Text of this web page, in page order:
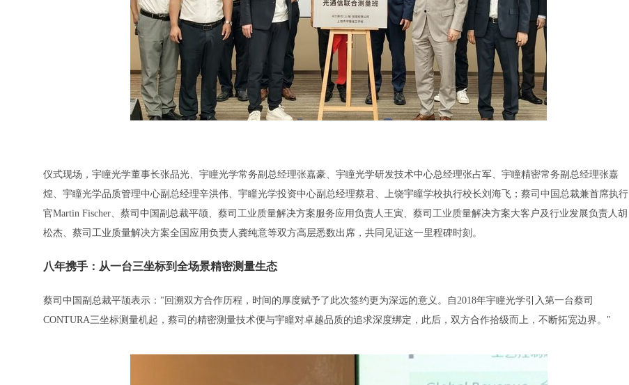
仪式现场，宇瞳光学董事长张品光、宇瞳光学常务副总经理张嘉豪、宇瞳光学研发技术中心总经理张占军、宇瞳精密常务副总经理张嘉
煌、宇瞳光学品质管理中心副总经理辛洪伟、宇瞳光学投资中心副总经理蔡君、上饶宇瞳学校执行校长刘海飞；蔡司中国总裁兼首席执行
官Martin Fischer、蔡司中国副总裁平颉、蔡司工业质量解决方案服务应用负责人王寅、蔡司工业质量解决方案大客户及行业发展负责人胡
松杰、蔡司工业质量解决方案全国应用负责人龚纯意等双方高层悉数出席，共同见证这一里程碑时刻。
八年携手：从一台三坐标到全场景精密测量生态
蔡司中国副总裁平颉表示："回溯双方合作历程，时间的厚度赋予了此次签约更为深远的意义。自2018年宇瞳光学引入第一台蔡司
CONTURA三坐标测量机起，蔡司的精密测量技术便与宇瞳对卓越品质的追求深度绑定，此后，双方合作拾级而上，不断拓宽边界。"